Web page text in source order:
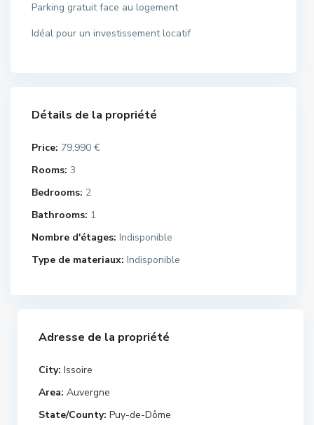
Parking gratuit face au logement
Idéal pour un investissement locatif
Détails de la propriété
Price: 79,990 €
Rooms: 3
Bedrooms: 2
Bathrooms: 1
Nombre d'étages: Indisponible
Type de materiaux: Indisponible
Adresse de la propriété
City: Issoire
Area: Auvergne
State/County: Puy-de-Dôme